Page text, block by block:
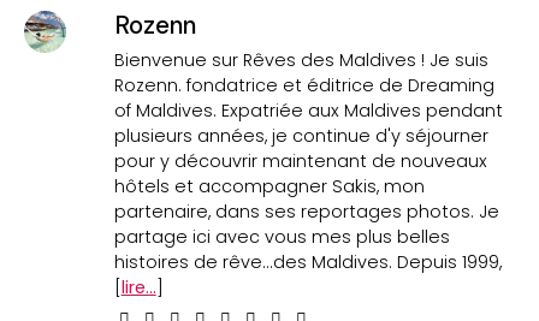
Rozenn
Bienvenue sur Rêves des Maldives ! Je suis
Rozenn. fondatrice et éditrice de Dreaming
of Maldives. Expatriée aux Maldives pendant
plusieurs années, je continue d'y séjourner
pour y découvrir maintenant de nouveaux
hôtels et accompagner Sakis, mon
partenaire, dans ses reportages photos. Je
partage ici avec vous mes plus belles
histoires de rêve...des Maldives. Depuis 1999,
lire...